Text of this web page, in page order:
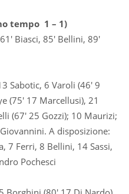
tempo 1 – 1)
Biasci, 85′ Bellini, 89′
Sabotic, 6 Varoli (46′ 9
(75′ 17 Marcellusi), 21
(67′ 25 Gozzi); 10 Maurizi;
A disposizione:
7 Ferri, 8 Bellini, 14 Sassi,
Pochesci